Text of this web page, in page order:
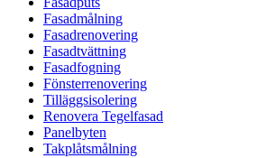
Fasadmålning
Fasadrenovering
Fasadtvättning
Fasadfogning
Fönsterrenovering
Tilläggsisolering
Renovera Tegelfasad
Panelbyten
Takplåtsmålning